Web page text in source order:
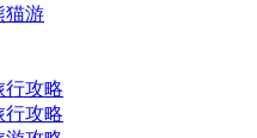
猫游
行攻略
行攻略